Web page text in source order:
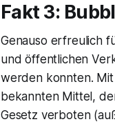
Fakt 3:
Genauso erfreulich
und öffentlichen
werden konnten.
bekannten Mittel,
Gesetz verboten